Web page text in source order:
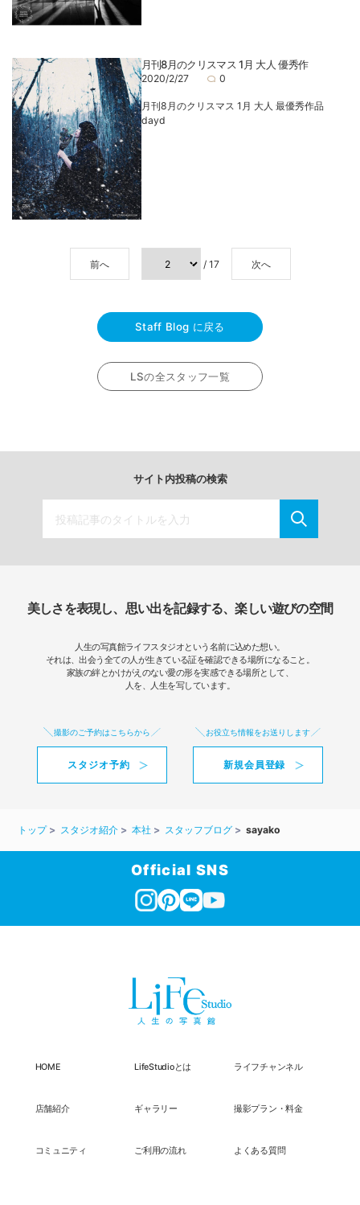
月刊8月のクリスマス 1月 大人 優秀作
2020/2/27 0
月刊8月のクリスマス 1月 大人 最優秀作品
dayd
前へ / 17 次へ
Staff Blog に戻る
LSの全スタッフ一覧
サイト内投稿の検索
美しさを表現し、思い出を記録する、楽しい遊びの空間
人生の写真館ライフスタジオという名前に込めた想い。
それは、出会う全ての人が生きている証を確認できる場所になること。
家族の絆とかけがえのない愛の形を実感できる場所として、
人を、人生を写しています。
撮影のご予約はこちらから
スタジオ予約
お役立ち情報をお送りします
新規会員登録
トップ スタジオ紹介 本社 スタッフブログ sayako
Official SNS
HOME LifeStudioとは ライフチャンネル
店舗紹介 ギャラリー 撮影プラン・料金
コミュニティ ご利用の流れ よくある質問